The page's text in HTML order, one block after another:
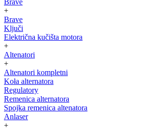
Brave
+
Brave
Ključi
Električna kučišta motora
+
Altenatori
+
Altenatori kompletni
Koła alternatora
Regulatory
Remenica alternatora
Spojka remenica altenatora
Anlaser
+